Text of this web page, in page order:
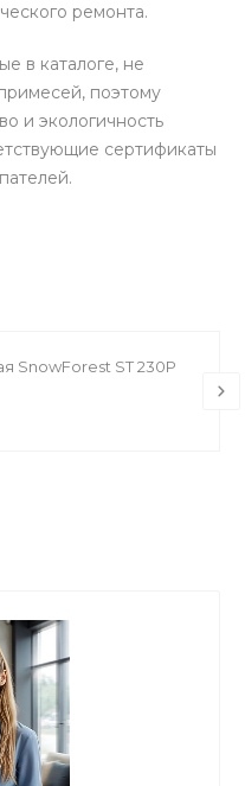
ремонта.
в каталоге, не
поэтому
и экологичность
сертификаты
SnowForest ST 230P